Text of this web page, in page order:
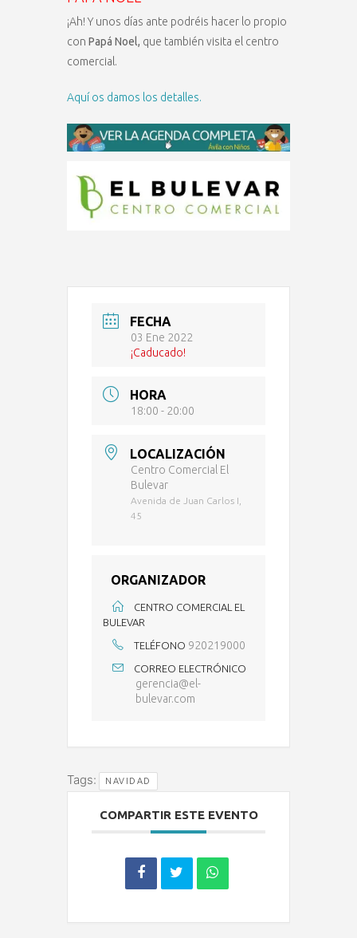
¡Ah! Y unos días ante podréis hacer lo propio
con Papá Noel, que también visita el centro
comercial.
Aquí os damos los detalles.
FECHA
03 Ene 2022
¡Caducado!
HORA
18:00 - 20:00
LOCALIZACIÓN
Centro Comercial El
Bulevar
Avenida de Juan Carlos I,
45
ORGANIZADOR
CENTRO COMERCIAL EL
BULEVAR
TELÉFONO 920219000
CORREO ELECTRÓNICO
gerencia@el-
bulevar.com
Tags: NAVIDAD
COMPARTIR ESTE EVENTO